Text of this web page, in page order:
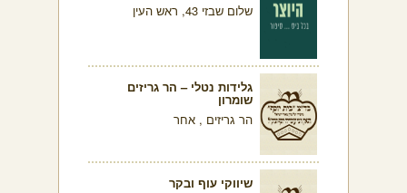
שלום שבזי 43, ראש העין
גלידות נטלי – הר גריזים
שומרון
הר גריזים , אחר
שיווקי עוף ובקר